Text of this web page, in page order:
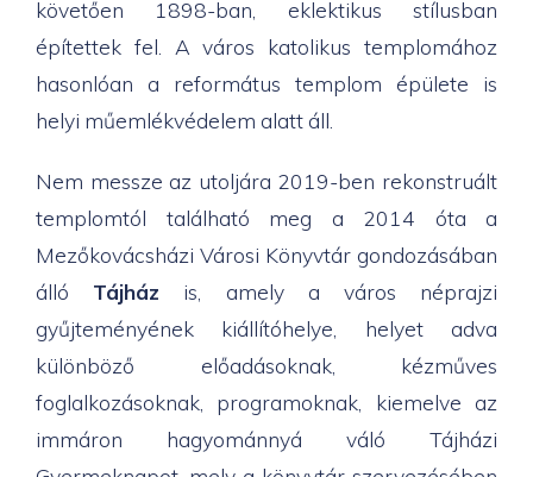
követően 1898-ban, eklektikus stílusban
építettek fel. A város katolikus templomához
hasonlóan a református templom épülete is
helyi műemlékvédelem alatt áll.
Nem messze az utoljára 2019-ben rekonstruált
templomtól található meg a 2014 óta a
Mezőkovácsházi Városi Könyvtár gondozásában
álló Tájház is, amely a város néprajzi
gyűjteményének kiállítóhelye, helyet adva
különböző előadásoknak, kézműves
foglalkozásoknak, programoknak, kiemelve az
immáron hagyománnyá váló Tájházi